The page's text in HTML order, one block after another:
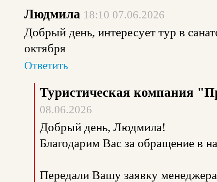
Людмила 18:10 07.06.2026
Добрый день, интересует тур в
октября
Ответить
Туристическая компания
08.06.2026
Добрый день, Людмила!
Благодарим Вас за обращение в
Передали Вашу заявку